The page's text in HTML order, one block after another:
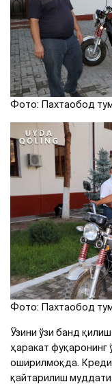
Фото: Пахтаобод
Фото: Пахтаобод
Ўзини ўзи банд
ҳаракат фуқаронинг
оширилмоқда.
қайтарилиш муддати